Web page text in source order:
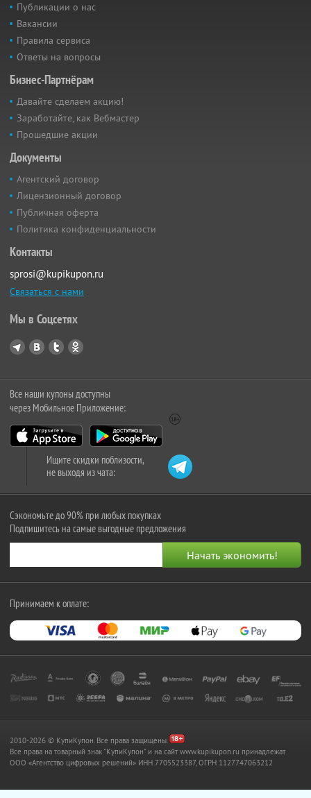
Публикации о нас
Вакансии
Правила сервиса
Ответы на вопросы
Бизнес-Партнёрам
Давайте сделаем акцию!
Заработайте, как Вебмастер
Прошедшие акции
Документы
Агентский договор
Лицензионный договор
Публичная оферта
Политика конфиденциальности
Контакты
sprosi@kupikupon.ru
Связаться с нами
Мы в Соцсетях
Все наши купоны доступны
через Мобильное Приложение:
Ищите скидки поблизости,
не выходя из чата:
Сэкономьте до 90% при любых покупках
Подпишитесь на самые выгодные предложения
Принимаем к оплате:
2010-2026 © КупиКупон. Все права защищены.
Все права на товарный знак "КупиКупон" и на сайт www.kupikupon.ru принадлежат
OOO «Агентство цифровых решений» ИНН 7705523387, ОГРН 1127747063212